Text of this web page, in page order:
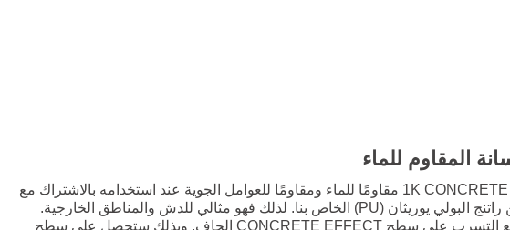
المقاوم للماء
يصبح 1K CONCRETE EFFECT مقاومًا للماء ومقاومًا للعوامل الجوية عند استخدامه بالاشتراك مع
مانع التسرب من راتنج البولي يوريثان (PU) الخاص بنا. لذلك فهو مثالي للدش والمناطق الخارجية.
تُدحرج طبقة مانع التسرب على سطح CONCRETE EFFECT الجاف. وبذلك ستحصل على سطح